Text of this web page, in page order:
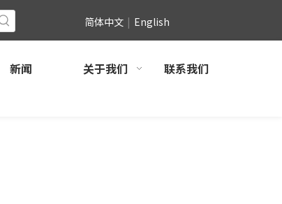
简体中文 | English
新闻 关于我们 联系我们